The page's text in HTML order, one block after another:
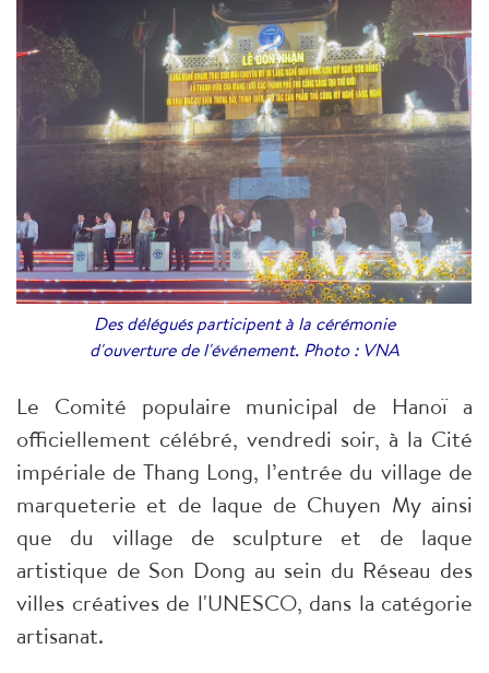
Des délégués participent à la cérémonie
d'ouverture de l'événement. Photo : VNA
Le Comité populaire municipal de Hanoï a
officiellement célébré, vendredi soir, à la Cité
impériale de Thang Long, l’entrée du village de
marqueterie et de laque de Chuyen My ainsi
que du village de sculpture et de laque
artistique de Son Dong au sein du Réseau des
villes créatives de l'UNESCO, dans la catégorie
artisanat.